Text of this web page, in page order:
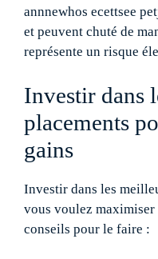
annnewhos ecettsee
et peuvent chuté de
représente un risque
Investir dans
placements
gains
Investir dans les
vous voulez
conseils pour le faire :